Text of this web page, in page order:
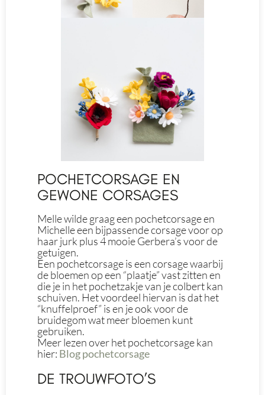
POCHETCORSAGE EN
GEWONE CORSAGES
Melle wilde graag een pochetcorsage en
Michelle een bijpassende corsage voor op
haar jurk plus 4 mooie Gerbera’s voor de
getuigen.
Een pochetcorsage is een corsage waarbij
de bloemen op een “plaatje” vast zitten en
die je in het pochetzakje van je colbert kan
schuiven. Het voordeel hiervan is dat het
“knuffelproef” is en je ook voor de
bruidegom wat meer bloemen kunt
gebruiken.
Meer lezen over het pochetcorsage kan
hier: Blog pochetcorsage
DE TROUWFOTO’S